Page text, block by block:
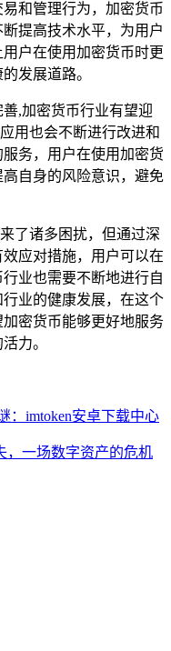
和管理行为，加密货币
提高技术水平，为用户
户在使用加密货币时更
发展道路。
,加密货币行业有望迎
用也会不断进行改进和
务，用户在使用加密货
自身的风险意识，避免
了诸多困扰，但通过深
应对措施，用户可以在
业也需要不断地进行自
业的健康发展，在这个
密货币能够更好地服务
力。
：imtoken安卓下载中心
，一场数字资产的危机